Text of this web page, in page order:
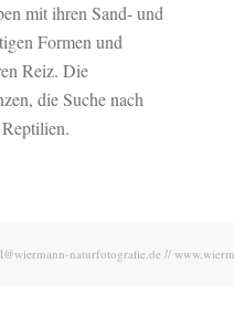
mit ihren Sand- und
Formen und
Reiz. Die
die Suche nach
naturfotografie.de//